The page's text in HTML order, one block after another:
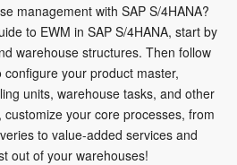
management with SAP S/4HANA?
to EWM in SAP S/4HANA, start by
warehouse structures. Then follow
your product master,
units, warehouse tasks, and other
your core processes, from
to value-added services and
out of your warehouses!